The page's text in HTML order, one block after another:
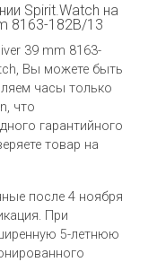
Spirit.Watch на
8163-182B/13
39 mm 8163-
Вы можете быть
часы только
что
гарантийного
товар на
после 4 ноября
При
5-летнюю